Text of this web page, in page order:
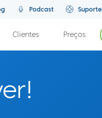
Podcast Suporte
Clientes Preços